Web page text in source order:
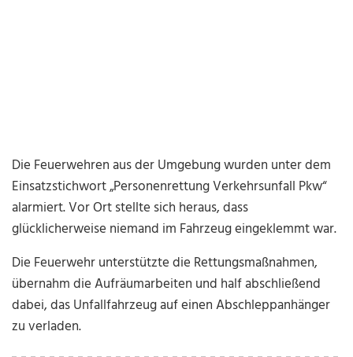
Die Feuerwehren aus der Umgebung wurden unter dem
Einsatzstichwort „Personenrettung Verkehrsunfall Pkw“
alarmiert. Vor Ort stellte sich heraus, dass
glücklicherweise niemand im Fahrzeug eingeklemmt war.
Die Feuerwehr unterstützte die Rettungsmaßnahmen,
übernahm die Aufräumarbeiten und half abschließend
dabei, das Unfallfahrzeug auf einen Abschleppanhänger
zu verladen.